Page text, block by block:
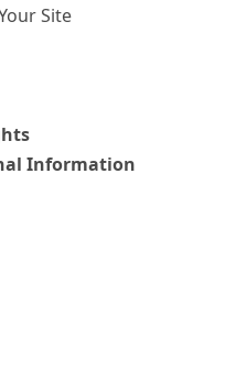
Site
Information